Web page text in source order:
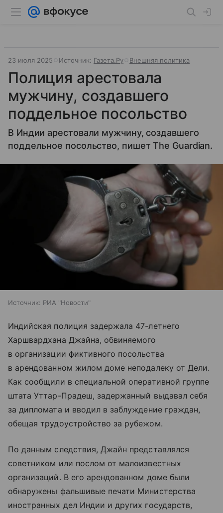
23 июля 2025 Источник: Газета.Ру Внешняя политика
Полиция арестовала
мужчину, создавшего
поддельное посольство
В Индии арестовали мужчину, создавшего
поддельное посольство, пишет The Guardian.
Источник: РИА "Новости"
Индийская полиция задержала 47-летнего
Харшвардхана Джайна, обвиняемого
в организации фиктивного посольства
в арендованном жилом доме неподалеку от Дели.
Как сообщили в специальной оперативной группе
штата Уттар-Прадеш, задержанный выдавал себя
за дипломата и вводил в заблуждение граждан,
обещая трудоустройство за рубежом.
По данным следствия, Джайн представлялся
советником или послом от малоизвестных
организаций. В его арендованном доме были
обнаружены фальшивые печати Министерства
иностранных дел Индии и других государств,